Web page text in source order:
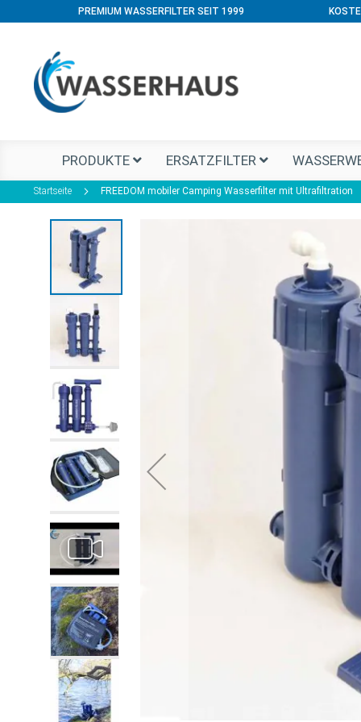
PREMIUM WASSERFILTER SEIT 1999
PRODUKTE ERSATZFILTER
Startseite FREEDOM mobiler Camping Wasserfilter mit Ultrafiltration
Zum
Ende
Bildgalerie
springen